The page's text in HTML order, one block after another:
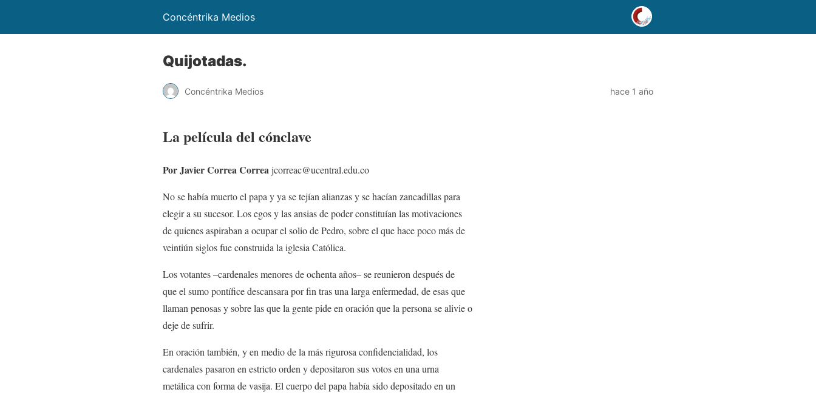
Concéntrika Medios
Quijotadas.
Concéntrika Medios hace 1 año
La película del cónclave
Por Javier Correa Correajcorreac@ucentral.edu.co
No se había muerto el papa y ya se tejían alianzas y se hacían zancadillas para
elegir a su sucesor. Los egos y las ansias de poder constituían las motivaciones
de quienes aspiraban a ocupar el solio de Pedro, sobre el que hace poco más de
veintiún siglos fue construida la iglesia Católica.
Los votantes –cardenales menores de ochenta años– se reunieron después de
que el sumo pontífice descansara por fin tras una larga enfermedad, de esas que
llaman penosas y sobre las que la gente pide en oración que la persona se alivie o
deje de sufrir.
En oración también, y en medio de la más rigurosa confidencialidad, los
cardenales pasaron en estricto orden y depositaron sus votos en una urna
metálica con forma de vasija. El cuerpo del papa había sido depositado en un